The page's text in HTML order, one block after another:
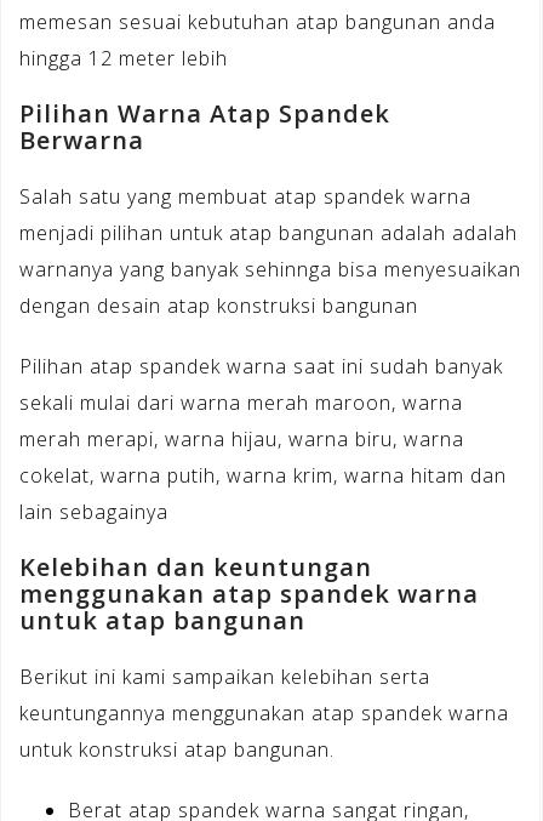
memesan sesuai kebutuhan atap bangunan anda
hingga 12 meter lebih
Pilihan Warna Atap Spandek
Berwarna
Salah satu yang membuat atap spandek warna
menjadi pilihan untuk atap bangunan adalah adalah
warnanya yang banyak sehinnga bisa menyesuaikan
dengan desain atap konstruksi bangunan
Pilihan atap spandek warna saat ini sudah banyak
sekali mulai dari warna merah maroon, warna
merah merapi, warna hijau, warna biru, warna
cokelat, warna putih, warna krim, warna hitam dan
lain sebagainya
Kelebihan dan keuntungan
menggunakan atap spandek warna
untuk atap bangunan
Berikut ini kami sampaikan kelebihan serta
keuntungannya menggunakan atap spandek warna
untuk konstruksi atap bangunan.
Berat atap spandek warna sangat ringan,